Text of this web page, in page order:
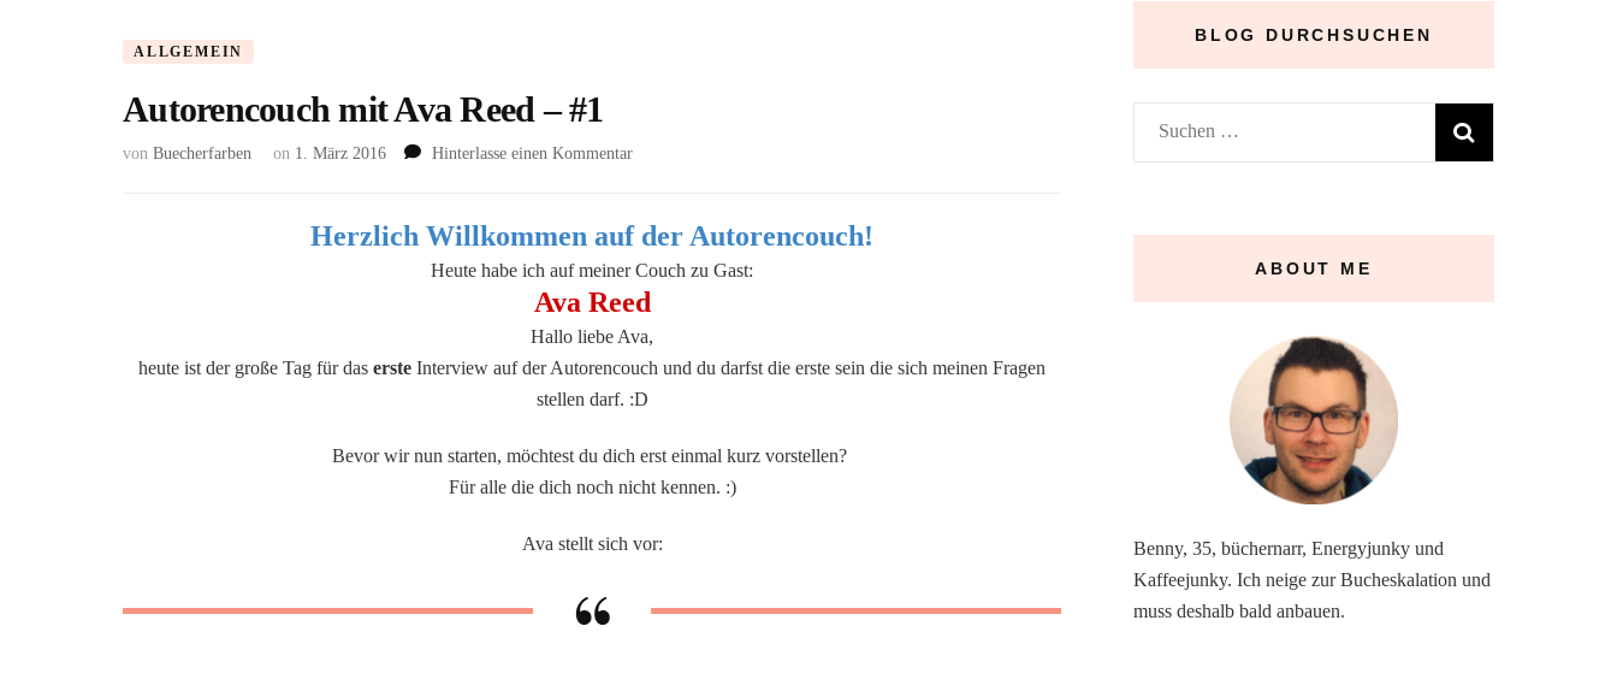
ALLGEMEIN
Autorencouch mit Ava Reed – #1
von Buecherfarben on 1. März 2016 Hinterlasse einen Kommentarzu
Ava
–
#1
Herzlich Willkommen auf der Autorencouch!
Heute habe ich auf meiner Couch zu Gast:
Ava Reed
Hallo liebe Ava,
heute ist der große Tag für das erste Interview auf der Autorencouch und du darfst die erste sein die sich meinen Fragen
stellen darf. :D
Bevor wir nun starten, möchtest du dich erst einmal kurz vorstellen?
Für alle die dich noch nicht kennen. :)
Ava stellt sich vor:
BLOG DURCHSUCHEN
Suchen
nach:
ABOUT ME
Benny, 35, büchernarr, Energyjunky und
Kaffeejunky. Ich neige zur Bucheskalation und
muss deshalb bald anbauen.